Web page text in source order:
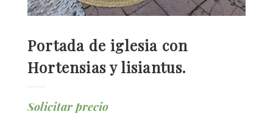
Portada de iglesia con
Hortensias y lisiantus.
Solicitar precio